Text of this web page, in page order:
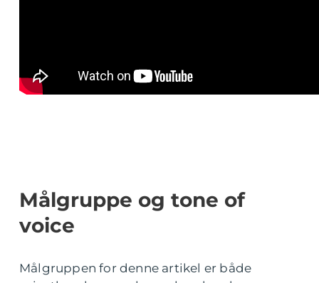
Målgruppe og tone of
voice
Målgruppen for denne artikel er både